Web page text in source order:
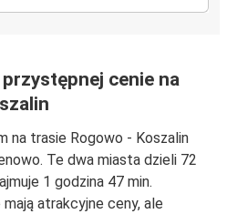
cenie na
na trasie Rogowo - Koszalin
Te dwa miasta dzieli 72
1 godzina 47 min.
atrakcyjne ceny, ale